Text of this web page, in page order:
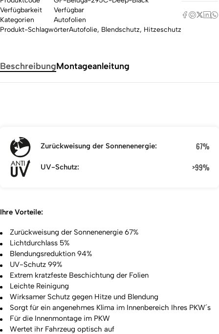
Verfügbarkeit
Verfügbar
Kategorien
Autofolien
Produkt-SchlagwörterAutofolie, Blendschutz, Hitzeschutz
BeschreibungMontageanleitung
Zurückweisung der Sonnenenergie: 67%
UV-Schutz: >99%
Ihre Vorteile:
Zurückweisung der Sonnenenergie 67%
Lichtdurchlass 5%
Blendungsreduktion 94%
UV-Schutz 99%
Extrem kratzfeste Beschichtung der Folien
Leichte Reinigung
Wirksamer Schutz gegen Hitze und Blendung
Sorgt für ein angenehmes Klima im Innenbereich Ihres PKW´s
Für die Innenmontage im PKW
Wertet ihr Fahrzeug optisch auf